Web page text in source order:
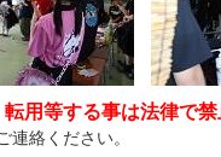
用等する事は法律で禁
絡ください。